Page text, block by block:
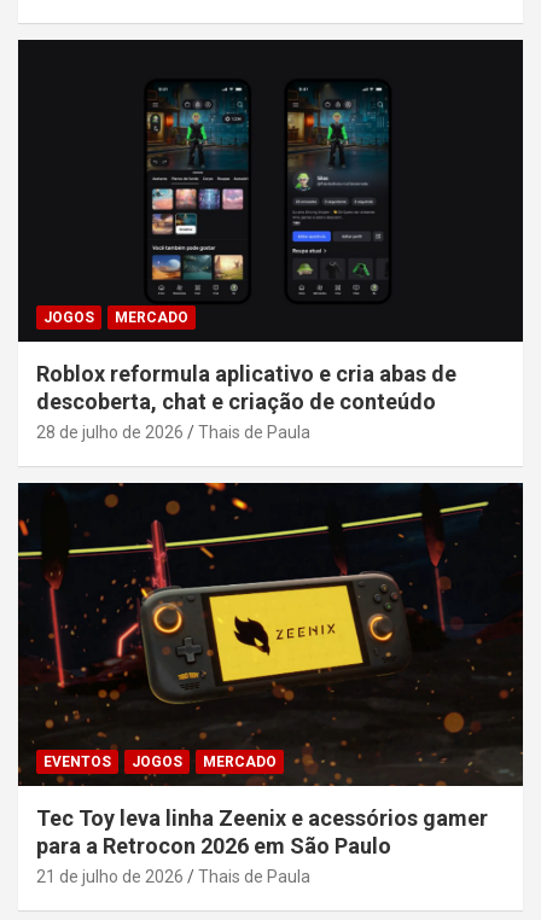
JOGOS MERCADO
Roblox reformula aplicativo e cria abas de
descoberta, chat e criação de conteúdo
28 de julho de 2026 Thais de Paula
EVENTOS JOGOS MERCADO
Tec Toy leva linha Zeenix e acessórios gamer
para a Retrocon 2026 em São Paulo
21 de julho de 2026 Thais de Paula